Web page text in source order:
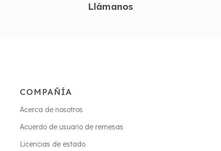
Llámanos
COMPAÑÍA
Acerca de nosotros
Acuerdo de usuario de remesas
Licencias de estado